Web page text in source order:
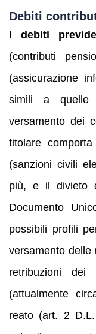
Debiti
I debiti
(contributi
(assicurazione
simili a quelle
versamento dei
titolare
(sanzioni civili
più, e il divieto
Documento
possibili profili
versamento delle
retribuzioni
(attualmente
reato (art. 2